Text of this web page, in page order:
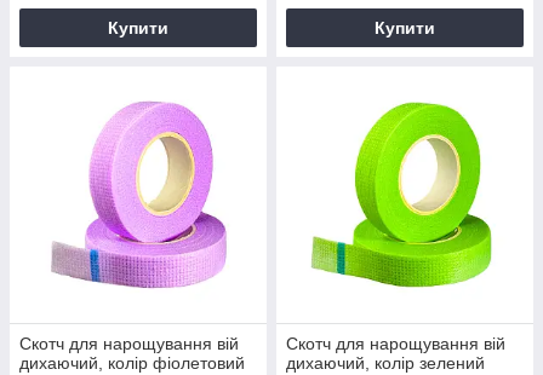
Купити Купити
Скотч для нарощування вій
дихаючий, колір фіолетовий
Скотч для нарощування вій
дихаючий, колір зелений